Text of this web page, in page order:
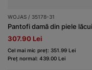
WOJAS / 35178-31
307.90 Lei
Cel mai mic preț: 351.99 Lei
Preț normal: 439.00 Lei